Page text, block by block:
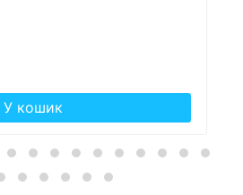
У кошик